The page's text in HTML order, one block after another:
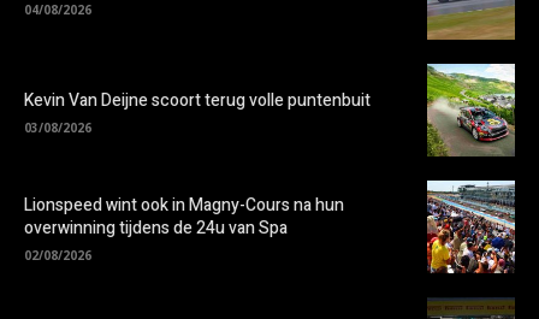
04/08/2026
Kevin Van Deijne scoort terug volle puntenbuit
03/08/2026
Lionspeed wint ook in Magny-Cours na hun
overwinning tijdens de 24u van Spa
02/08/2026